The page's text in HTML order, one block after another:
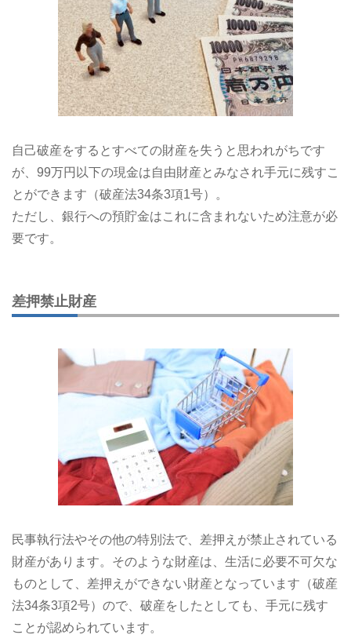
自己破産をするとすべての財産を失うと思われがちです
が、99万円以下の現金は自由財産とみなされ手元に残すこ
とができます（破産法34条3項1号）。
ただし、銀行への預貯金はこれに含まれないため注意が必
要です。
差押禁止財産
民事執行法やその他の特別法で、差押えが禁止されている
財産があります。そのような財産は、生活に必要不可欠な
ものとして、差押えができない財産となっています（破産
法34条3項2号）ので、破産をしたとしても、手元に残す
ことが認められています。